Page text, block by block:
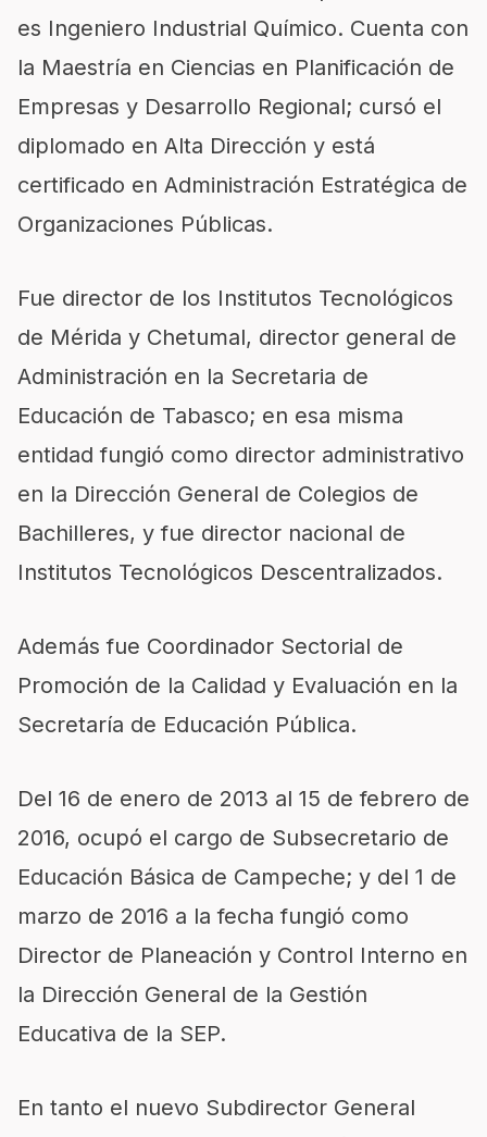
es Ingeniero Industrial Químico. Cuenta con
la Maestría en Ciencias en Planificación de
Empresas y Desarrollo Regional; cursó el
diplomado en Alta Dirección y está
certificado en Administración Estratégica de
Organizaciones Públicas.
Fue director de los Institutos Tecnológicos
de Mérida y Chetumal, director general de
Administración en la Secretaria de
Educación de Tabasco; en esa misma
entidad fungió como director administrativo
en la Dirección General de Colegios de
Bachilleres, y fue director nacional de
Institutos Tecnológicos Descentralizados.
Además fue Coordinador Sectorial de
Promoción de la Calidad y Evaluación en la
Secretaría de Educación Pública.
Del 16 de enero de 2013 al 15 de febrero de
2016, ocupó el cargo de Subsecretario de
Educación Básica de Campeche; y del 1 de
marzo de 2016 a la fecha fungió como
Director de Planeación y Control Interno en
la Dirección General de la Gestión
Educativa de la SEP.
En tanto el nuevo Subdirector General